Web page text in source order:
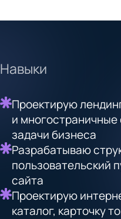
Навыки
Проектирую
и
задачи бизнеса
Разрабатываю
пользовательский
сайта
Проектирую
каталог, карточку